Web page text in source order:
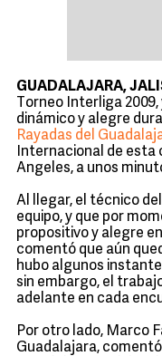
GUADALAJARA,
Torneo Interliga
dinámico y alegre
Rayadas del
Internacional de esta
Angeles, a unos
Al llegar, el técnico
equipo, y que por
propositivo y alegre
comentó que aún
hubo algunos
sin embargo, el
adelante en cada
Por otro lado, Marco
Guadalajara,